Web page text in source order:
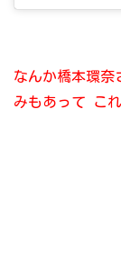
なんか橋本環奈
みもあって
こ